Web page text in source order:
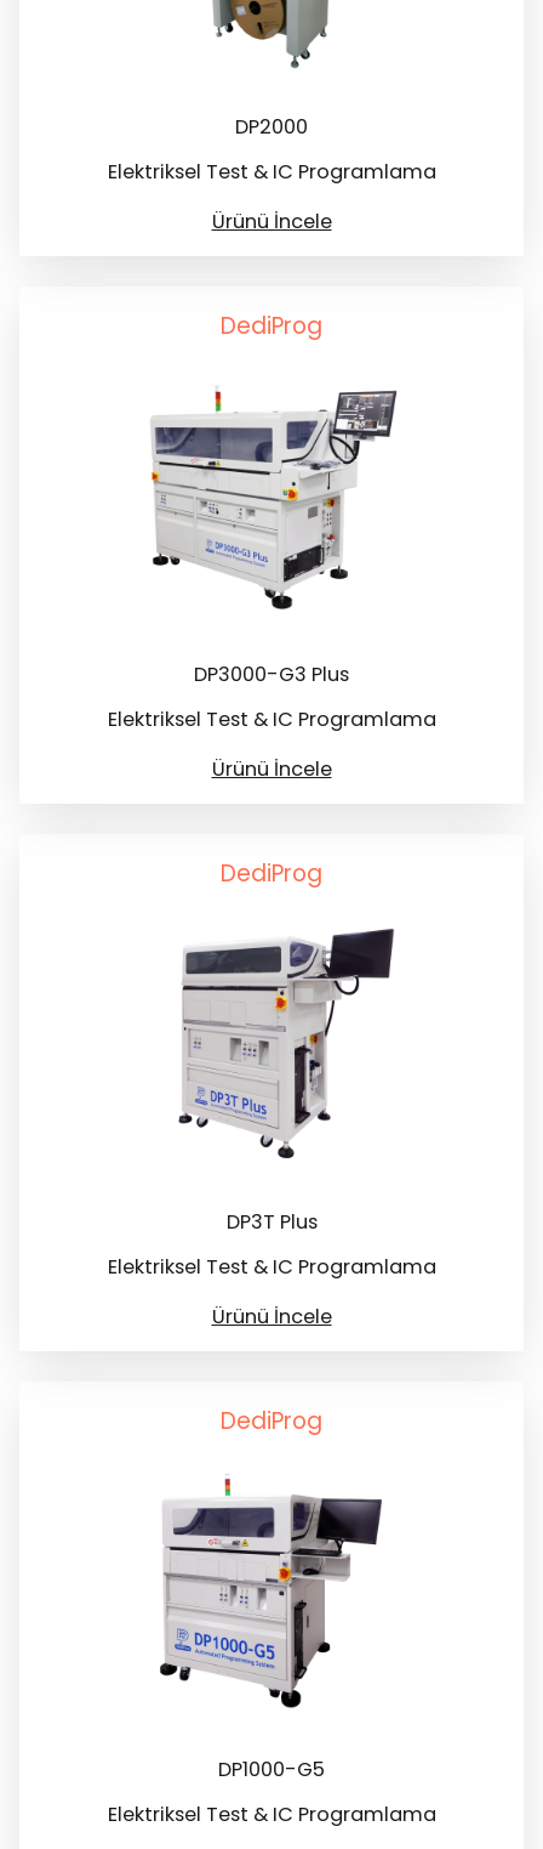
DP2000
Elektriksel Test & IC Programlama
Ürünü İncele
DediProg
DP3000-G3 Plus
Elektriksel Test & IC Programlama
Ürünü İncele
DediProg
DP3T Plus
Elektriksel Test & IC Programlama
Ürünü İncele
DediProg
DP1000-G5
Elektriksel Test & IC Programlama